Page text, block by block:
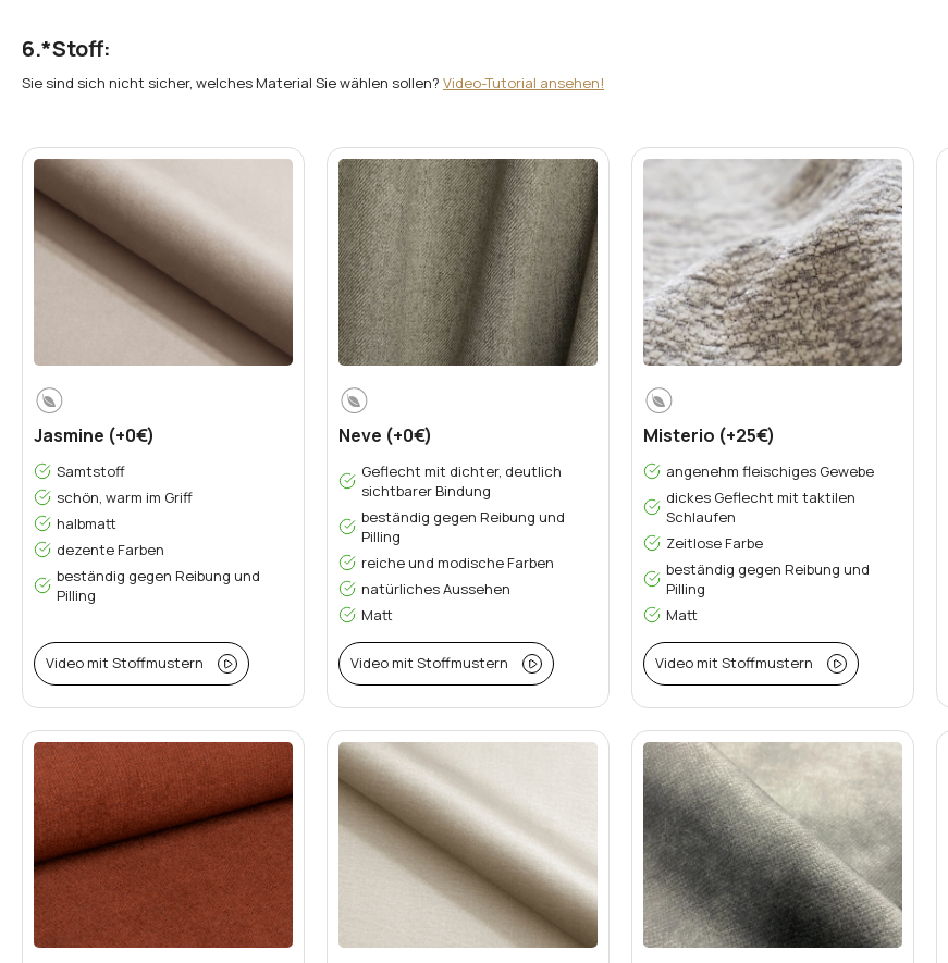
*Stoff:
Sie sind sich nicht sicher, welches Material Sie wählen sollen? Video-Tutorial ansehen!
Jasmine (+0€)
Samtstoff
schön, warm im Griff
halbmatt
dezente Farben
beständig gegen Reibung und
Pilling
Video mit Stoffmustern
Neve (+0€)
Geflecht mit dichter, deutlich
sichtbarer Bindung
beständig gegen Reibung und
Pilling
reiche und modische Farben
natürliches Aussehen
Matt
Video mit Stoffmustern
Misterio (+25€)
angenehm fleischiges Gewebe
dickes Geflecht mit taktilen
Schlaufen
Zeitlose Farbe
beständig gegen Reibung und
Pilling
Matt
Video mit Stoffmustern